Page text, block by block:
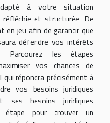
à votre situation
réfléchie et structurée. De
en jeu afin de garantir que
défendre vos intérêts
Parcourez les étapes
vos chances de
qui répondra précisément à
vos besoins juridiques
ses besoins juridiques
étape pour trouver un